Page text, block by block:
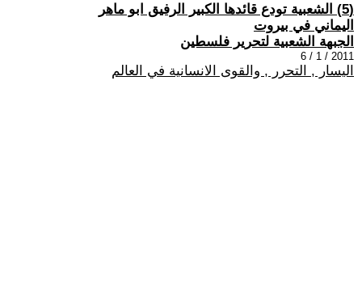
(5) الشعبية تودع قائدها الكبير الرفيق ابو ماهر
اليماني في بيروت
الجبهة الشعبية لتحرير فلسطين
2011 / 1 / 6
اليسار , التحرر , والقوى الانسانية في العالم